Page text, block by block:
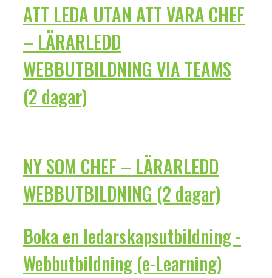
ATT LEDA UTAN ATT VARA CHEF
– LÄRARLEDD
WEBBUTBILDNING VIA TEAMS
(2 dagar)
NY SOM CHEF – LÄRARLEDD
WEBBUTBILDNING (2 dagar)
Boka en ledarskapsutbildning -
Webbutbildning (e-Learning)